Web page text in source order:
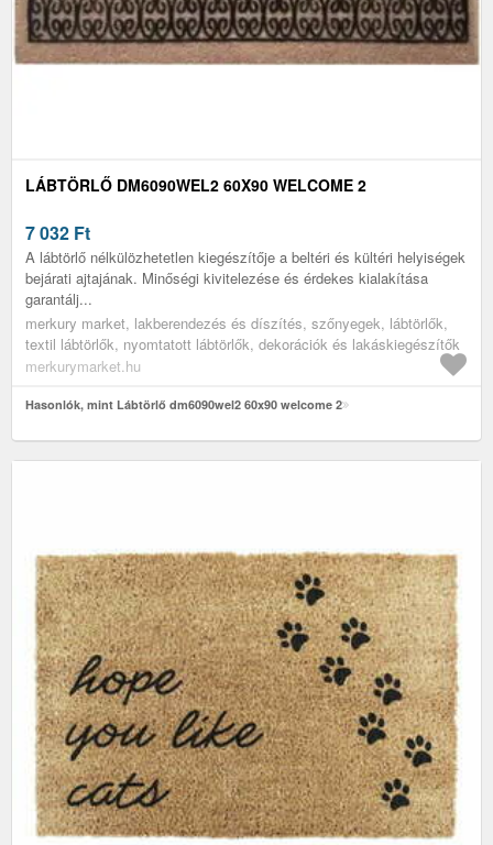
LÁBTÖRLŐ DM6090WEL2 60X90 WELCOME 2
7 032 Ft
A lábtörlő nélkülözhetetlen kiegészítője a beltéri és kültéri helyiségek
bejárati ajtajának. Minőségi kivitelezése és érdekes kialakítása
garantálj...
merkury market, lakberendezés és díszítés, szőnyegek, lábtörlők,
textil lábtörlők, nyomtatott lábtörlők, dekorációk és lakáskiegészítők
merkurymarket.hu
Hasonlók, mint Lábtörlő dm6090wel2 60x90 welcome 2